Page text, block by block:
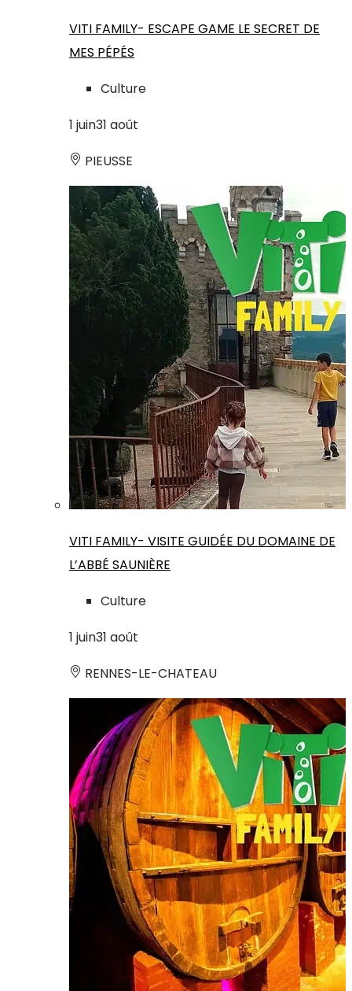
VITI FAMILY- ESCAPE GAME LE SECRET DE
MES PÉPÉS
Culture
1 juin31 août
PIEUSSE
VITI FAMILY- VISITE GUIDÉE DU DOMAINE DE
L’ABBÉ SAUNIÈRE
Culture
1 juin31 août
RENNES-LE-CHATEAU